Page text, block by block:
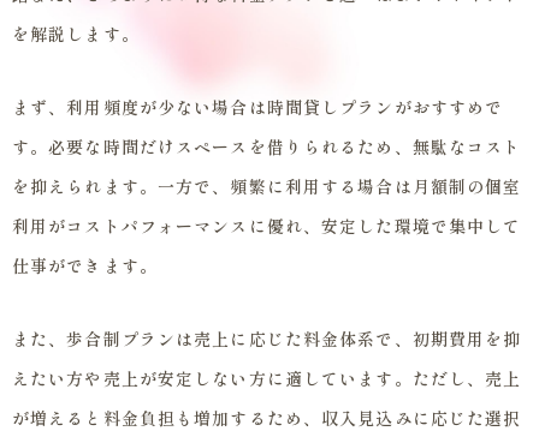
を解説します。
まず、利用頻度が少ない場合は時間貸しプランがおすすめで
す。必要な時間だけスペースを借りられるため、無駄なコスト
を抑えられます。一方で、頻繁に利用する場合は月額制の個室
利用がコストパフォーマンスに優れ、安定した環境で集中して
仕事ができます。
また、歩合制プランは売上に応じた料金体系で、初期費用を抑
えたい方や売上が安定しない方に適しています。ただし、売上
が増えると料金負担も増加するため、収入見込みに応じた選択